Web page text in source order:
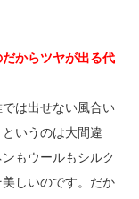
からツヤが出る代
は出せない風合い
いうのは大間違
もウールもシルク
しいのです。だか